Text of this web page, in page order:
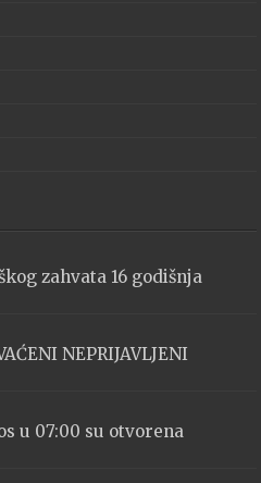
zahvata 16 godišnja
NEPRIJAVLJENI
u 07:00 su otvorena